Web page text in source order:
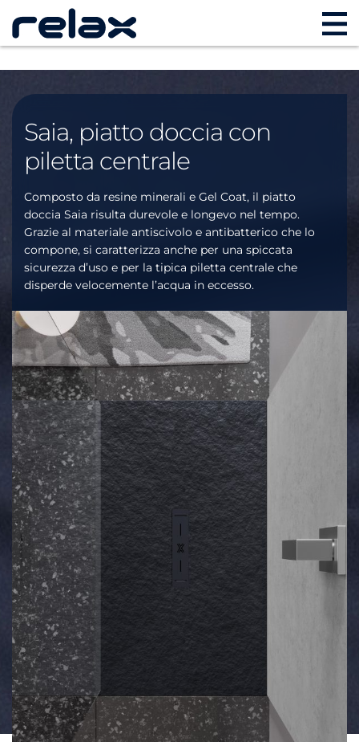
Saia, piatto doccia con
piletta centrale
Composto da resine minerali e Gel Coat, il piatto
doccia Saia risulta durevole e longevo nel tempo.
Grazie al materiale antiscivolo e antibatterico che lo
compone, si caratterizza anche per una spiccata
sicurezza d’uso e per la tipica piletta centrale che
disperde velocemente l’acqua in eccesso.